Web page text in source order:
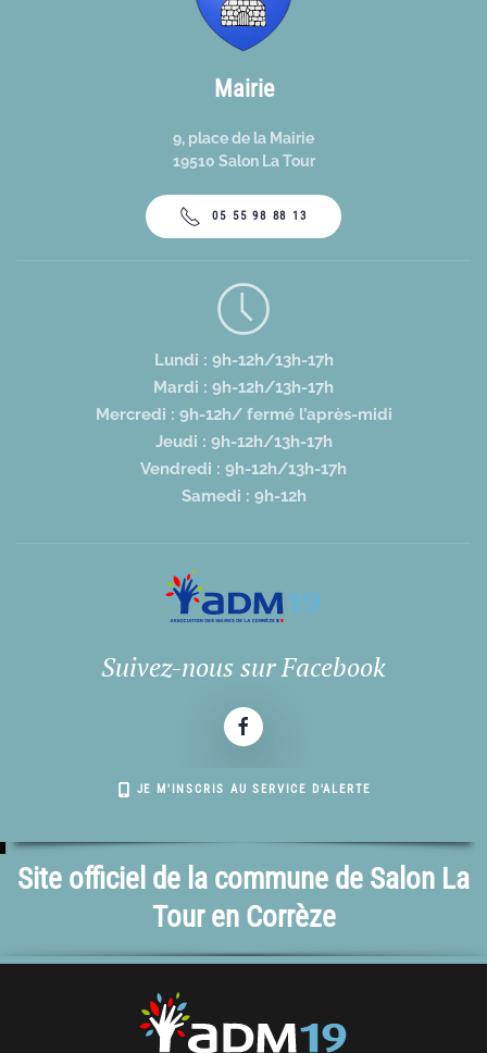
Mairie
9, place de la Mairie
19510 Salon La Tour
05 55 98 88 13
Lundi : 9h-12h/13h-17h
Mardi : 9h-12h/13h-17h
Mercredi : 9h-12h/ fermé l’après-midi
Jeudi : 9h-12h/13h-17h
Vendredi : 9h-12h/13h-17h
Samedi : 9h-12h
Suivez-nous sur Facebook
JE M'INSCRIS AU SERVICE D'ALERTE
Site officiel de la commune de Salon La
Tour en Corrèze